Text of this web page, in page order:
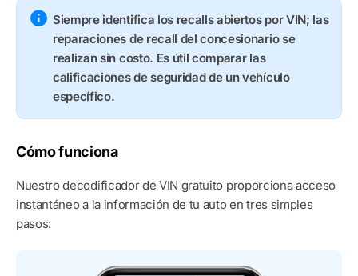
Siempre identifica los recalls abiertos por VIN; las
reparaciones de recall del concesionario se
realizan sin costo. Es útil comparar las
calificaciones de seguridad de un vehículo
específico.
Cómo funciona
Nuestro decodificador de VIN gratuito proporciona acceso
instantáneo a la información de tu auto en tres simples
pasos: